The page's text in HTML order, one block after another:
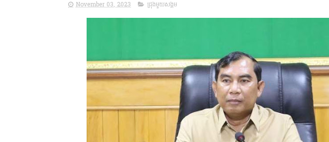
November 03, 2023 ជ្រុងមួយសង្គម